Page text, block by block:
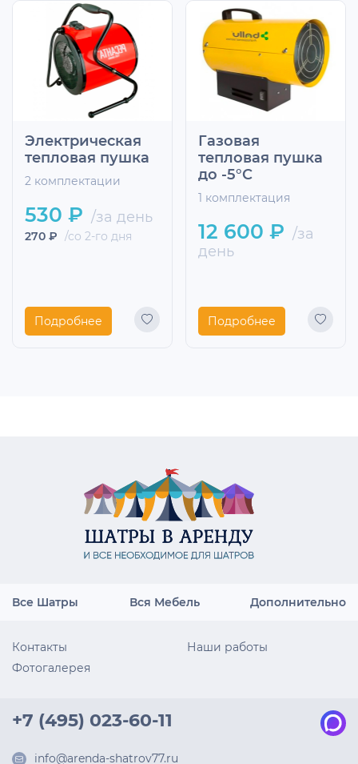
Электрическая
тепловая пушка
2 комплектации
530 ₽ /за день
270 ₽ /со 2-го дня
Подробнее
Газовая
тепловая пушка
до -5°С
1 комплектация
12 600 ₽ /за
день
Подробнее
Все Шатры Вся Мебель Дополнительно
Контакты
Наши работы
Фотогалерея
+7 (495) 023-60-11
info@arenda-shatrov77.ru